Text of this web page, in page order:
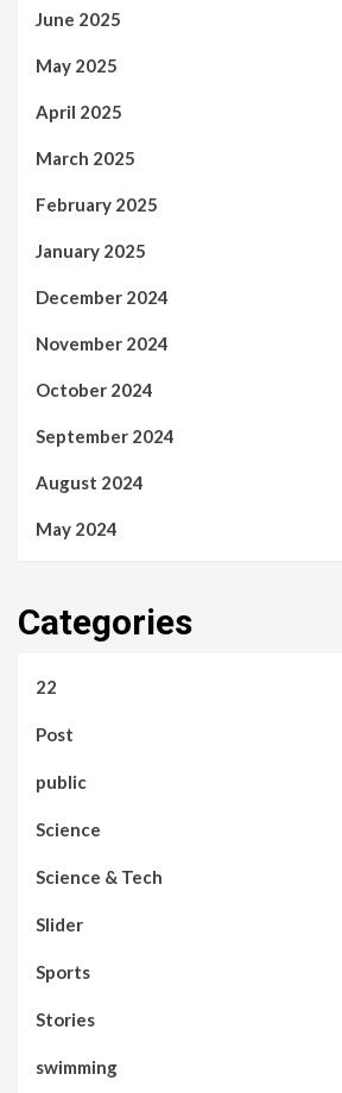
June 2025
May 2025
April 2025
March 2025
February 2025
January 2025
December 2024
November 2024
October 2024
September 2024
August 2024
May 2024
Categories
22
Post
public
Science
Science & Tech
Slider
Sports
Stories
swimming